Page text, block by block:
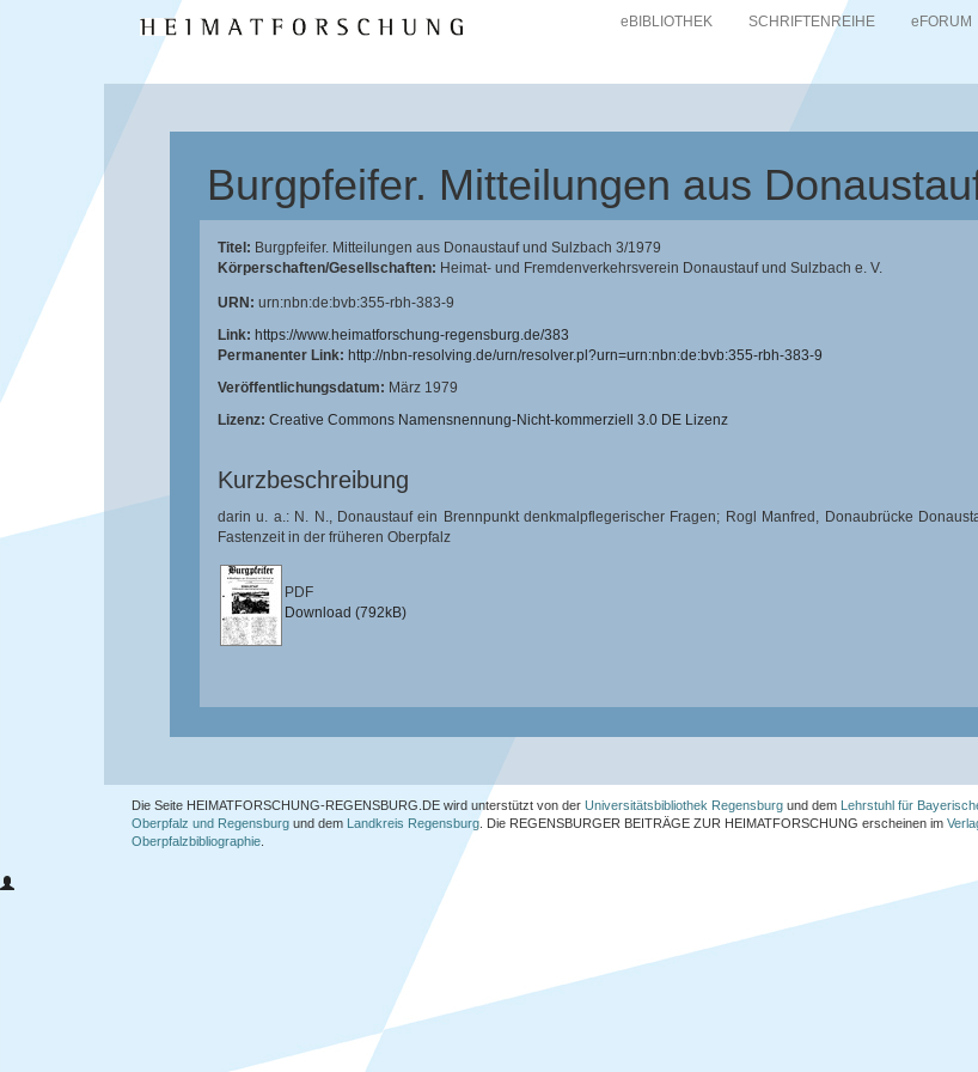
eBIBLIOTHEK SCHRIFTENREIHE eFORUM
Burgpfeifer. Mitteilungen aus
Titel: Burgpfeifer. Mitteilungen aus Donaustauf und Sulzbach 3/1979
Körperschaften/Gesellschaften: Heimat- und Fremdenverkehrsverein Donaustauf und Sulzbach e. V.
URN: urn:nbn:de:bvb:355-rbh-383-9
Link: https://www.heimatforschung-regensburg.de/383
Permanenter Link: http://nbn-resolving.de/urn/resolver.pl?urn=urn:nbn:de:bvb:355-rbh-383-9
Veröffentlichungsdatum: März 1979
Lizenz: Creative Commons Namensnennung-Nicht-kommerziell 3.0 DE Lizenz
Kurzbeschreibung
darin u. a.: N. N., Donaustauf ein Brennpunkt denkmalpflegerischer Fragen; Rogl Manfred, Donaubrücke
Fastenzeit in der früheren Oberpfalz
PDF
Download (792kB)
Die Seite HEIMATFORSCHUNG-REGENSBURG.DE wird unterstützt von der Universitätsbibliothek Regensburg und dem Lehrstuhl für
Oberpfalz und Regensburg und dem Landkreis Regensburg . Die REGENSBURGER BEITRÄGE ZUR HEIMATFORSCHUNG erscheinen im
Oberpfalzbibliographie